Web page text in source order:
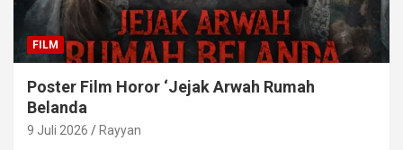
FILM
Poster Film Horor ‘Jejak Arwah Rumah
Belanda
9 Juli 2026 Rayyan